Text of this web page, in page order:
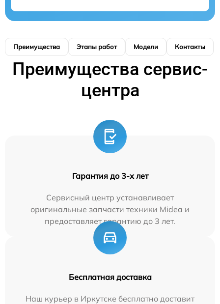
Преимущества Этапы работ Модели Контакты
Преимущества сервис-
центра
Гарантия до 3-х лет
Сервисный центр устанавливает
оригинальные запчасти техники Midea и
предоставляет гарантию до 3 лет.
Бесплатная доставка
Наш курьер в Иркутске бесплатно доставит